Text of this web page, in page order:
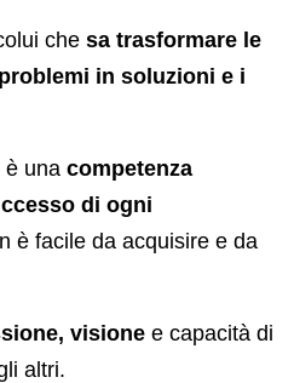
che sa trasformare le
in soluzioni e i
è una competenza
di ogni
è facile da acquisire e da
visione e capacità di
altri.